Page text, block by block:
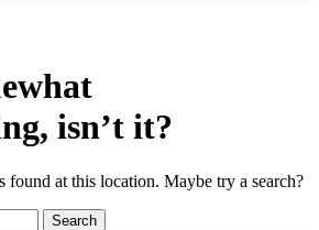
isn’t it?
at this location. Maybe try a search?
Search